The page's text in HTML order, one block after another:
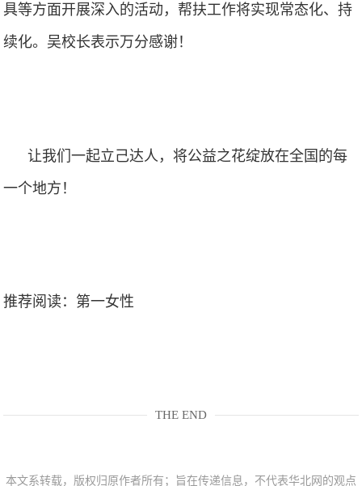
具等方面开展深入的活动，帮扶工作将实现常态化、持
续化。吴校长表示万分感谢！
让我们一起立己达人，将公益之花绽放在全国的每
一个地方！
推荐阅读： 第一女性
THE END
本文系转载，版权归原作者所有；旨在传递信息，不代表华北网的观点